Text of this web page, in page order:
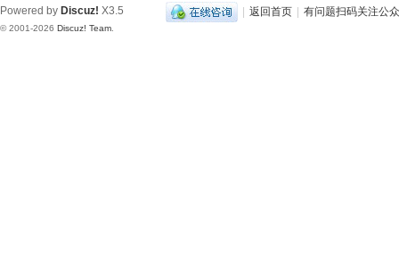
| 返回首页 | 有问题扫码关注公
Powered by Discuz! X3.5
© 2001-2026 Discuz! Team